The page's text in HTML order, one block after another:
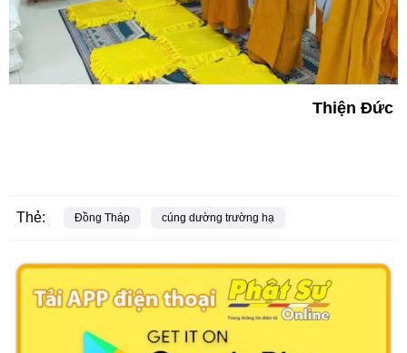
Thiện Đức
Thẻ: Đồng Tháp cúng dường trường hạ